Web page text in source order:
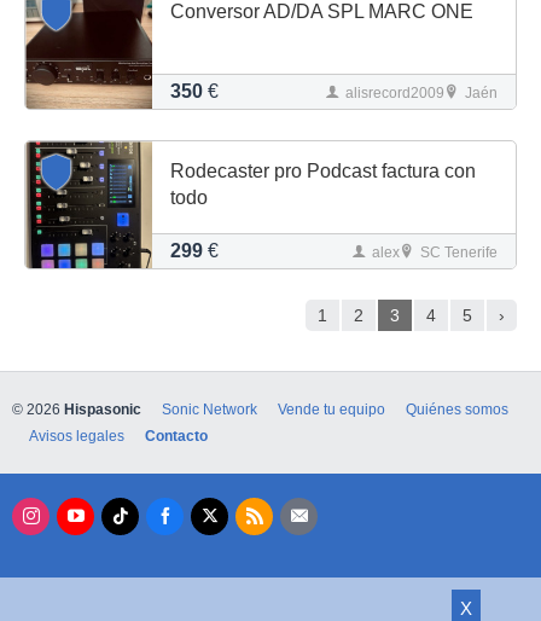
Conversor AD/DA SPL MARC ONE
350 € alisrecord2009 Jaén
Rodecaster pro Podcast factura con
todo
299 € alex SC Tenerife
1 2 3 4 5 ›
X
© 2026 Hispasonic Sonic Network Vende tu equipo
Quiénes somos
Avisos legales
Contacto